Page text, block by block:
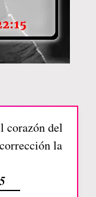
corazón del
la